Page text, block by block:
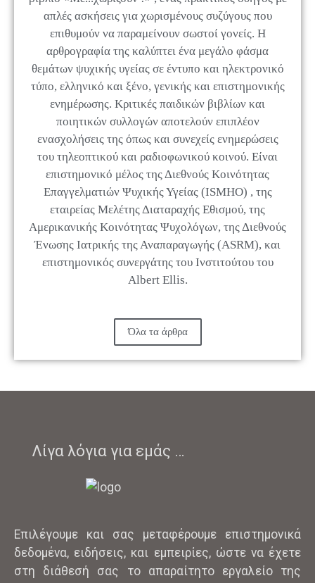
απλές ασκήσεις για χωρισμένους συζύγους που
επιθυμούν να παραμείνουν σωστοί γονείς. Η
αρθρογραφία της καλύπτει ένα μεγάλο φάσμα
θεμάτων ψυχικής υγείας σε έντυπο και ηλεκτρονικό
τύπο, ελληνικό και ξένο, γενικής και επιστημονικής
ενημέρωσης. Κριτικές παιδικών βιβλίων και
ποιητικών συλλογών αποτελούν επιπλέον
ενασχολήσεις της όπως και συνεχείς ενημερώσεις
του τηλεοπτικού και ραδιοφωνικού κοινού. Είναι
επιστημονικό μέλος της Διεθνούς Κοινότητας
Επαγγελματιών Ψυχικής Υγείας (ISMHO) , της
εταιρείας Μελέτης Διαταραχής Εθισμού, της
Αμερικανικής Κοινότητας Ψυχολόγων, της Διεθνούς
Ένωσης Ιατρικής της Αναπαραγωγής (ASRM), και
επιστημονικός συνεργάτης του Ινστιτούτου του
Albert Ellis.
Όλα τα άρθρα
Λίγα λόγια για εμάς …
Επιλέγουμε και σας μεταφέρουμε επιστημονικά
δεδομένα, ειδήσεις, και εμπειρίες, ώστε να έχετε
στη διάθεσή σας το απαραίτητο εργαλείο της